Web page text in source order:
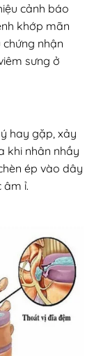
cảnh báo
khớp mãn
chứng nhận
sưng ở
hay gặp, xảy
khi nhân nhầy
ép vào dây
âm ỉ.